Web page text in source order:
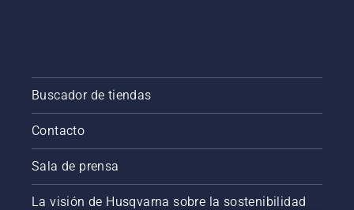
Buscador de tiendas
Contacto
Sala de prensa
La visión de Husqvarna sobre la sostenibilidad